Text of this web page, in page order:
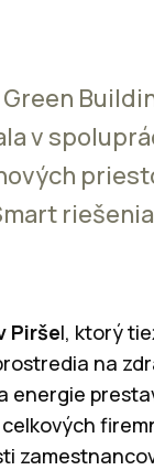
v
Piršel, ktorý
na
energie